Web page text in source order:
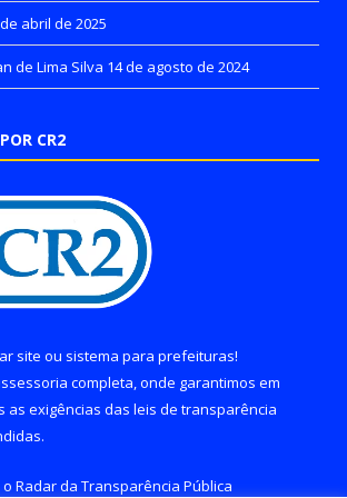
abril de 2025
de Lima Silva 14 de agosto de 2024
CR2
site ou sistema para prefeituras!
completa, onde garantimos em
as exigências das leis de transparência
o Radar da Transparência Pública